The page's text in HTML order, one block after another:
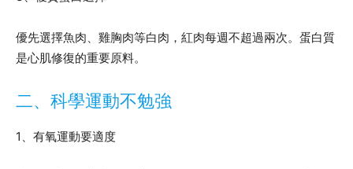
優先選擇魚肉、雞胸肉等白肉，紅肉每週不超過兩次。蛋白質
是心肌修復的重要原料。
二、科學運動不勉強
1、有氧運動要適度